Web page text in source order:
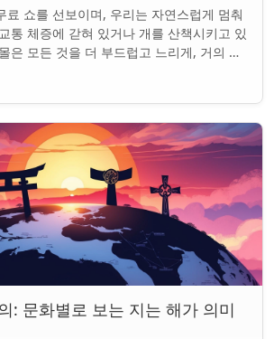
료 쇼를 선보이며, 우리는 자연스럽게 멈춰
통 체증에 갇혀 있거나 개를 산책시키고 있
은 모든 것을 더 부드럽고 느리게, 거의 신
. 하지...
: 문화별로 보는 지는 해가 의미